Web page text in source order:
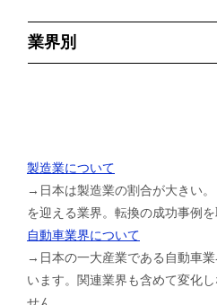
業界別
製造業について
→日本は製造業の割合が大きい
を迎える業界。転換の成功事例
自動車業界について
→日本の一大産業である自動車
います。関連業界も含めて変化
せん